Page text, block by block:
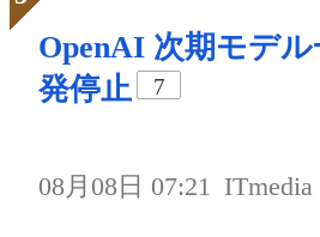
OpenAI 次期モデル
発停止
7
08月08日 07:21